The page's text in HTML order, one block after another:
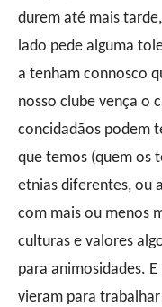
durem até mais
lado pede alguma
a tenham connosco
nosso clube vença o
concidadãos podem
que temos (quem os
etnias diferentes, ou
com mais ou menos
culturas e valores
para animosidades.
vieram para